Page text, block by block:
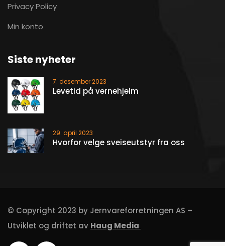
Privacy Policy
Min konto
Siste nyheter
7. desember 2023
Levetid på vernehjelm
29. april 2023
Hvorfor velge sveiseutstyr fra oss
© Copyright 2023 by Jernvareforretningen AS –
Utviklet og driftet av Haug Media